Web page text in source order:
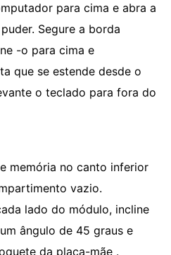
para cima e abra a
Segure a borda
-o para cima e
que se estende desde o
o teclado para fora do
memória no canto inferior
vazio.
lado do módulo, incline
ângulo de 45 graus e
da placa-mãe .